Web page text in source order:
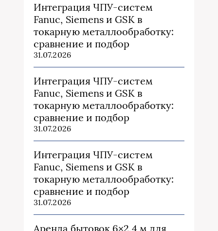
Интеграция ЧПУ-систем
Fanuc, Siemens и GSK в
токарную металлообработку:
сравнение и подбор
31.07.2026
Интеграция ЧПУ-систем
Fanuc, Siemens и GSK в
токарную металлообработку:
сравнение и подбор
31.07.2026
Интеграция ЧПУ-систем
Fanuc, Siemens и GSK в
токарную металлообработку:
сравнение и подбор
31.07.2026
Аренда бытовок 6×2,4 м для